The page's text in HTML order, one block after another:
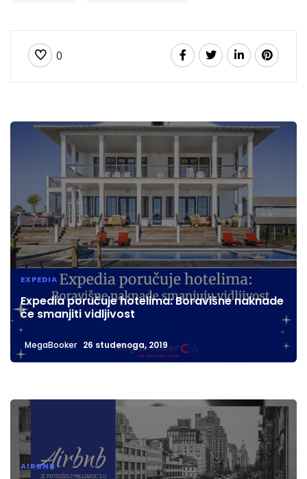
0
EXPEDIA
Expedia poručuje hotelima: Boravišne naknade
će smanjiti vidljivost
MegaBooker 26 studenoga, 2019
AIRBNB